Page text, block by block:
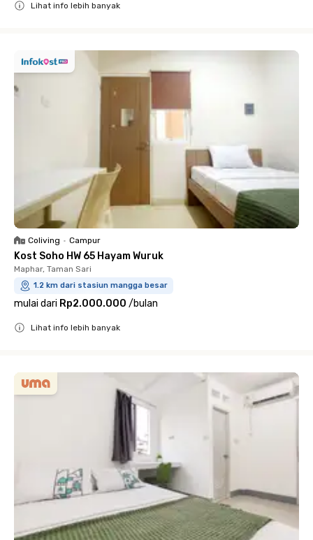
Lihat info lebih banyak
Coliving • Campur
Kost Soho HW 65 Hayam Wuruk
Maphar, Taman Sari
1.2 km dari stasiun mangga besar
mulai dari Rp2.000.000 /bulan
Lihat info lebih banyak